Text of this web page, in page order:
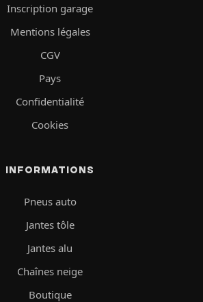
Inscription garage
Mentions légales
CGV
Pays
Confidentialité
Cookies
INFORMATIONS
Pneus auto
Jantes tôle
Jantes alu
Chaînes neige
Boutique